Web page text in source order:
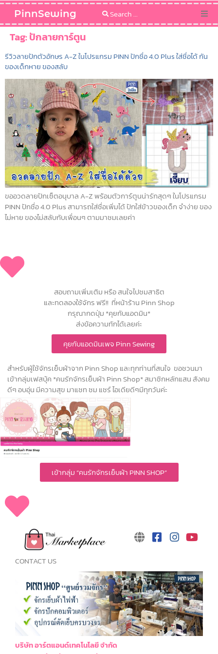
PinnSewing
Blog
Sewing Pattern
Tag:ปักลายการ์ตูน
รีวิวลายปักตัวอักษร A-Z ในโปรแกรม PINN ปักชื่อ 4.0 Plus ใส่ชื่อได้ กัน
ของเด็กหาย ของสลับ
ขออวดลายปักเซ็ตอนุบาล A-Z พร้อมตัวการ์ตูนน่ารักสุดๆ ในโปรแกรม
PINN ปักชื่อ 4.0 Plus สามารถใส่ชื่อเพิ่มได้ ปักใส่ข้าวของเด็ก จำง่าย ของ
ไม่หาย ของไม่สลับกับเพื่อนๆ ตามมาชมเลยค่า
สอบถามเพิ่มเติม หรือ สนใจไปชมสาธิต
และทดลองใช้จักร ฟรี!! ที่หน้าร้าน Pinn Shop
กรุณากดปุ่ม *คุยกับแอดมิน*
ส่งข้อความทักได้เลยค่ะ
คุยกับแอดมินเพจ Pinn Sewing
สำหรับผู้ใช้จักรเย็บผ้าจาก Pinn Shop และทุกท่านที่สนใจ ขอชวนมา
เข้ากลุ่มเฟสบุ้ค *คนรักจักรเย็บผ้า Pinn Shop* สมาชิกหลักแสน สังคม
ดีๆ อบอุ่น มีความสุข มาแชท ชม แชร์ ไอเดียดีๆมีทุกวันค่ะ
เข้ากลุ่ม “คนรักจักรเย็บผ้า PINN SHOP”
CONTACT US
บริษัท อาร์ตแอนด์เทคโนโลยี จำกัด